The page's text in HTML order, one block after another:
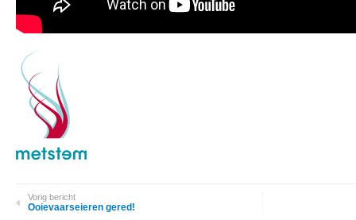
Vorig bericht
Ooievaarseieren gered!